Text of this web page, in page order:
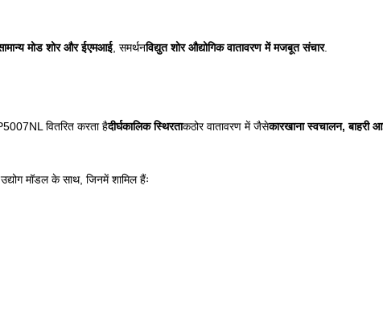
मोड शोर और ईएमआई, समर्थनविद्युत शोर औद्योगिक वातावरण में मजबूत संचार.
वितरित करता हैदीर्घकालिक स्थिरताकठोर वातावरण में जैसेकारखाना स्वचालन, बाहरी
मॉडल के साथ, जिनमें शामिल हैंः